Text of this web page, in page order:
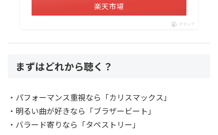
楽天市場
ポチップ
まずはどれから聴く？
・パフォーマンス重視なら「カリスマックス」
・明るい曲が好きなら「ブラザービート」
・バラード寄りなら「タペストリー」